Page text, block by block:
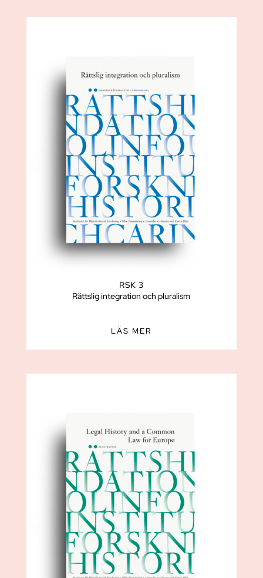
RSK 3
Rättslig integration och pluralism
LÄS MER